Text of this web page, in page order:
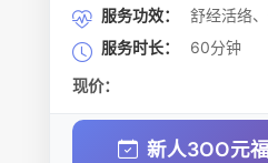
服务功效：
舒经活络
服务时长：
60分钟
现价：
新人3OO元